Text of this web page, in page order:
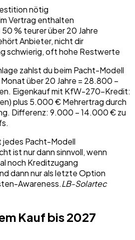
nötig
Vertrag enthalten
% teurer über 20 Jahre
Anbieter, nicht dir
schwierig, oft hohe Restwerte
zahlst du beim Pacht-Modell
über 20 Jahre = 28.800 –
Eigenkauf mit KfW-270-Kredit:
plus 5.000 € Mehrertrag durch
Differenz: 9.000 – 14.000 € zu
jedes Pacht-Modell
ist nur dann sinnvoll, wenn
noch Kreditzugang
dann nur als letzte Option
Awareness.LB-Solartec
Kauf bis 2027